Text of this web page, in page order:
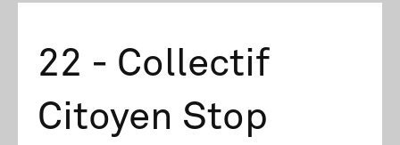
22 - Collectif
Citoyen Stop